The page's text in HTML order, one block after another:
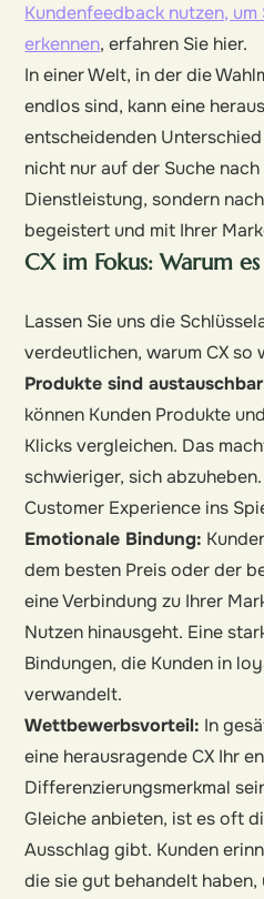
Kundenfeedback nutzen,
erkennen, erfahren Sie hier.
In einer Welt, in der die
endlos sind, kann eine
entscheidenden
nicht nur auf der Suche
Dienstleistung, sondern
begeistert und mit Ihrer
CX im Fokus: Warum
Lassen Sie uns die
verdeutlichen, warum CX so
Produkte sind
können Kunden Produkte
Klicks vergleichen. Das
schwieriger, sich
Customer Experience ins
Emotionale Bindung:
dem besten Preis oder der
eine Verbindung zu Ihrer
Nutzen hinausgeht. Eine
Bindungen, die Kunden in
verwandelt.
Wettbewerbsvorteil: In
eine herausragende CX Ihr
Differenzierungsmerkmal
Gleiche anbieten, ist es oft
Ausschlag gibt. Kunden
die sie gut behandelt